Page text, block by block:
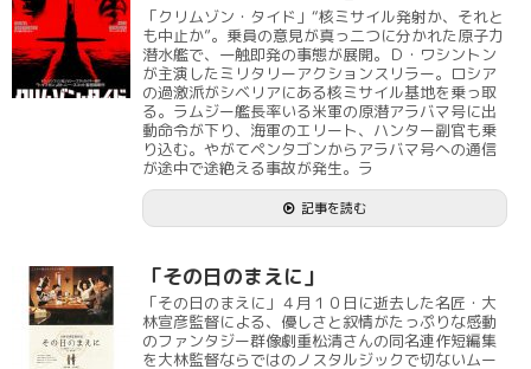
「クリムゾン・タイド」“核ミサイル発射か、それと
も中止か”。乗員の意見が真っ二つに分かれた原子力
潜水艦で、一触即発の事態が展開。Ｄ・ワシントン
が主演したミリタリーアクションスリラー。ロシア
の過激派がシベリアにある核ミサイル基地を乗っ取
る。ラムジー艦長率いる米軍の原潜アラバマ号に出
動命令が下り、海軍のエリート、ハンター副官も乗
り込む。やがてペンタゴンからアラバマ号への通信
が途中で途絶える事故が発生。ラ
記事を読む
「その日のまえに」
「その日のまえに」４月１０日に逝去した名匠・大
林宣彦監督による、優しさと叙情がたっぷりな感動
のファンタジー群像劇重松清さんの同名連作短編集
を大林監督ならではのノスタルジックで切ないムー